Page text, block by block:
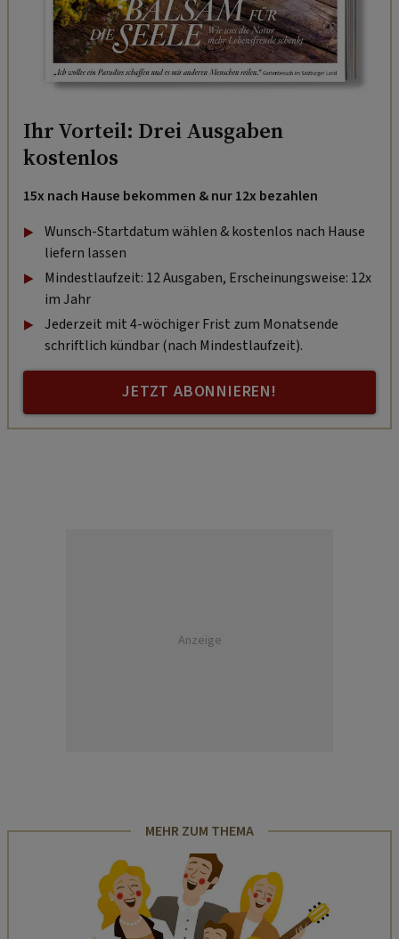
Ihr Vorteil: Drei Ausgaben
kostenlos
15x nach Hause bekommen & nur 12x bezahlen
Wunsch-Startdatum wählen & kostenlos nach Hause
liefern lassen
Mindestlaufzeit: 12 Ausgaben, Erscheinungsweise: 12x
im Jahr
Jederzeit mit 4-wöchiger Frist zum Monatsende
schriftlich kündbar (nach Mindestlaufzeit).
JETZT ABONNIEREN!
Anzeige
MEHR ZUM THEMA